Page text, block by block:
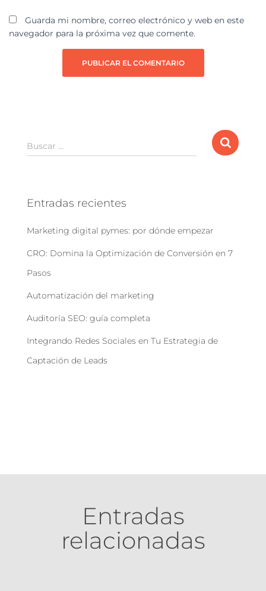
Guarda mi nombre, correo electrónico y web en este
navegador para la próxima vez que comente.
Buscar …
Entradas recientes
Marketing digital pymes: por dónde empezar
CRO: Domina la Optimización de Conversión en 7
Pasos
Automatización del marketing
Auditoría SEO: guía completa
Integrando Redes Sociales en Tu Estrategia de
Captación de Leads
Entradas
relacionadas